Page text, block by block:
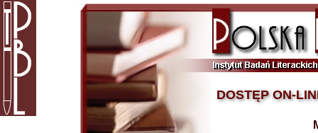
DOSTĘP ON-